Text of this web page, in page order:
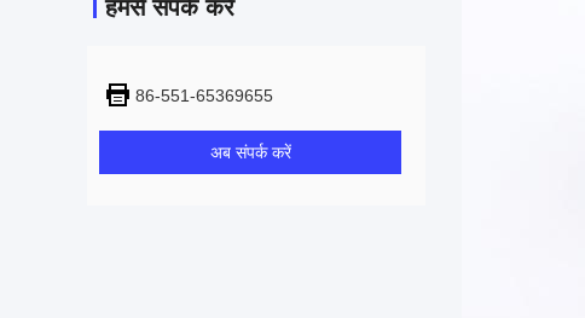
हमसे संपर्क करें
86-551-65369655
अब संपर्क करें